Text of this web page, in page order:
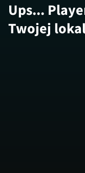
Ups...
Twojej